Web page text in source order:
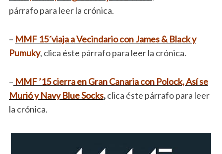
párrafo para leer la crónica.
– MMF 15´viaja a Vecindario con James & Black y
Pumuky, clica éste párrafo para leer la crónica.
– MMF ’15 cierra en Gran Canaria con Polock, Así se
Murió y Navy Blue Socks,clica éste párrafo para leer
la crónica.